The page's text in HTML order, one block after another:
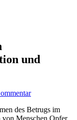
und
zu
von
des⁣ Betrugs im
Menschen Opfer‌